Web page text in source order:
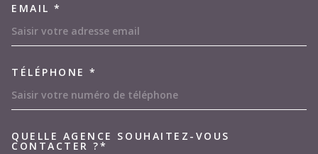
EMAIL *
TÉLÉPHONE *
QUELLE AGENCE SOUHAITEZ-VOUS
CONTACTER ?*